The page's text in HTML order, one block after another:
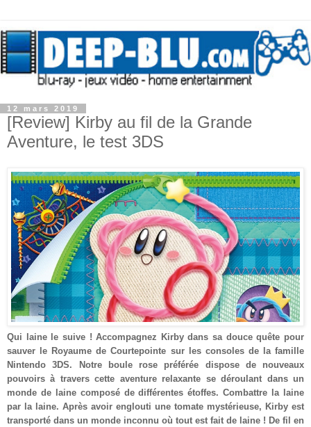
12 mars 2019
[Review] Kirby au fil de la Grande
Aventure, le test 3DS
Qui laine le suive ! Accompagnez Kirby dans sa douce quête pour
sauver le Royaume de Courtepointe sur les consoles de la famille
Nintendo 3DS. Notre boule rose préférée dispose de nouveaux
pouvoirs à travers cette aventure relaxante se déroulant dans un
monde de laine composé de différentes étoffes. Combattre la laine
par la laine. Après avoir englouti une tomate mystérieuse, Kirby est
transporté dans un monde inconnu où tout est fait de laine ! De fil en